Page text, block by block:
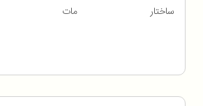
ساختار
مات